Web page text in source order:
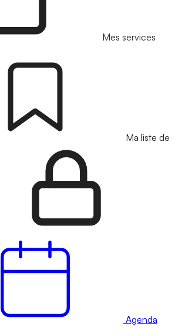
Mes services
Ma liste de
Agenda